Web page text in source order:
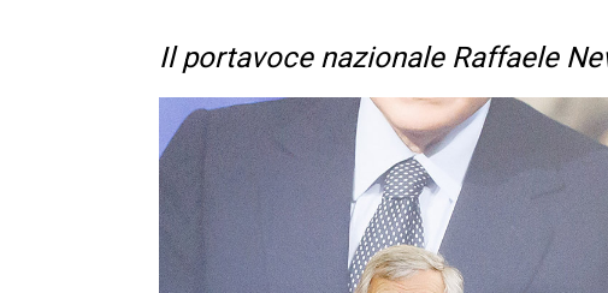
Il portavoce nazionale Raffaele